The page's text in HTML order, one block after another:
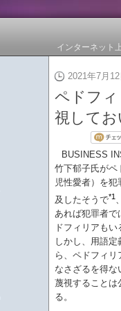
インターネット
2021年7月
ペドフィ
視して
BUSINESS
竹下郁子氏がペ
児性愛者）を
及したそうで*1
あれば犯罪者で
ドフィリアもい
しかし、用語
ら、ペドフィ
なさざるを得な
蔑視することは
る。